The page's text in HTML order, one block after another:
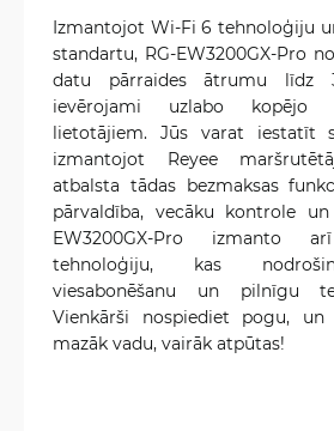
Izmantojot Wi-Fi 6 tehnoloģiju
standartu, RG-EW3200GX-Pro
datu pārraides ātrumu līdz
ievērojami uzlabo kopējo
lietotājiem. Jūs varat iestatīt
izmantojot Reyee
atbalsta tādas bezmaksas
pārvaldība, vecāku kontrole
EW3200GX-Pro izmanto
tehnoloģiju, kas
viesabonēšanu un pilnīgu
Vienkārši nospiediet pogu,
mazāk vadu, vairāk atpūtas!